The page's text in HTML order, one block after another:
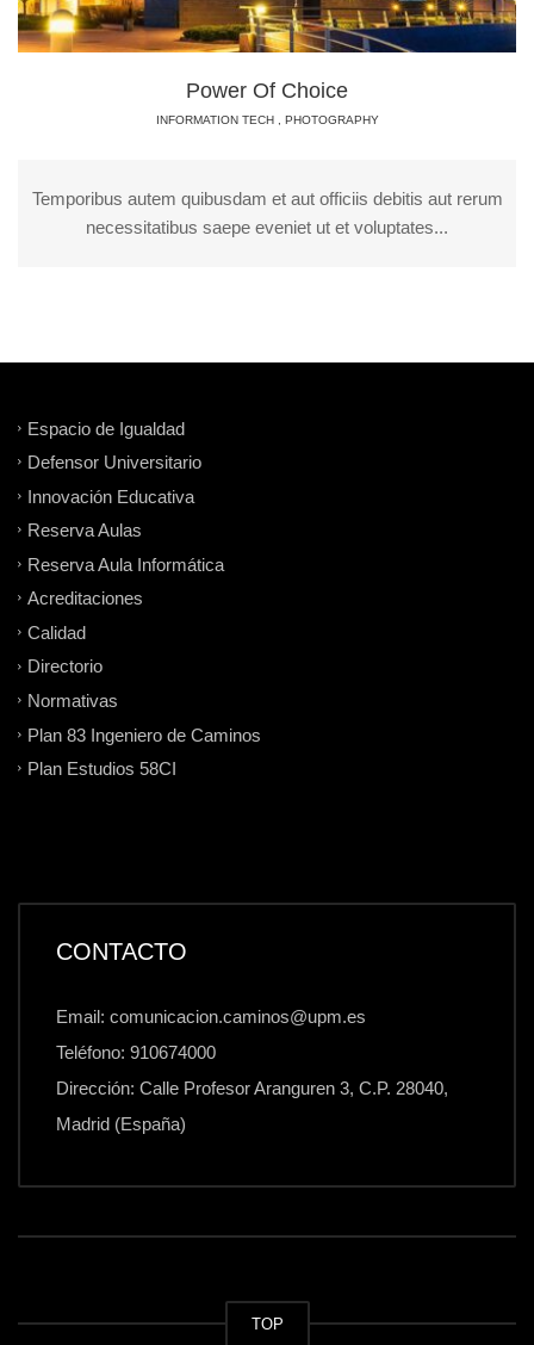
Power Of Choice
INFORMATION TECH, PHOTOGRAPHY
Temporibus autem quibusdam et aut officiis debitis aut rerum
necessitatibus saepe eveniet ut et voluptates...
Espacio de Igualdad
Defensor Universitario
Innovación Educativa
Reserva Aulas
Reserva Aula Informática
Acreditaciones
Calidad
Directorio
Normativas
Plan 83 Ingeniero de Caminos
Plan Estudios 58CI
CONTACTO
Email: comunicacion.caminos@upm.es
Teléfono: 910674000
Dirección: Calle Profesor Aranguren 3, C.P. 28040,
Madrid (España)
TOP